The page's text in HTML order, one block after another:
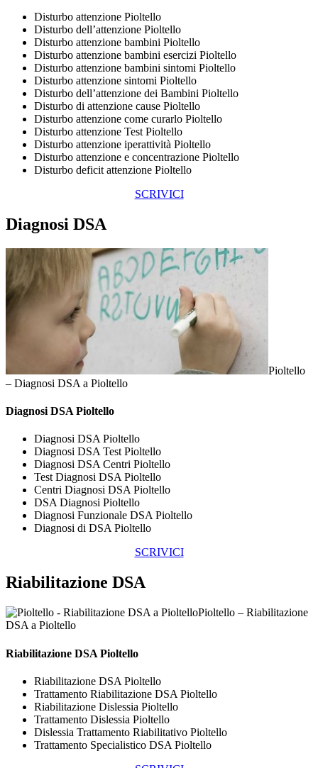
Disturbo attenzione Pioltello
Disturbo dell’attenzione Pioltello
Disturbo attenzione bambini Pioltello
Disturbo attenzione bambini esercizi Pioltello
Disturbo attenzione bambini sintomi Pioltello
Disturbo attenzione sintomi Pioltello
Disturbo dell’attenzione dei Bambini Pioltello
Disturbo di attenzione cause Pioltello
Disturbo attenzione come curarlo Pioltello
Disturbo attenzione Test Pioltello
Disturbo attenzione iperattività Pioltello
Disturbo attenzione e concentrazione Pioltello
Disturbo deficit attenzione Pioltello
SCRIVICI
Diagnosi DSA
Pioltello
– Diagnosi DSA a Pioltello
Diagnosi DSA Pioltello
Diagnosi DSA Pioltello
Diagnosi DSA Test Pioltello
Diagnosi DSA Centri Pioltello
Test Diagnosi DSA Pioltello
Centri Diagnosi DSA Pioltello
DSA Diagnosi Pioltello
Diagnosi Funzionale DSA Pioltello
Diagnosi di DSA Pioltello
SCRIVICI
Riabilitazione DSA
Pioltello – Riabilitazione
DSA a Pioltello
Riabilitazione DSA Pioltello
Riabilitazione DSA Pioltello
Trattamento Riabilitazione DSA Pioltello
Riabilitazione Dislessia Pioltello
Trattamento Dislessia Pioltello
Dislessia Trattamento Riabilitativo Pioltello
Trattamento Specialistico DSA Pioltello